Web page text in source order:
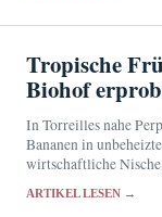
Tropische
Biohof
In Torreilles nahe
Bananen in
wirtschaftliche
ARTIKEL LESEN →